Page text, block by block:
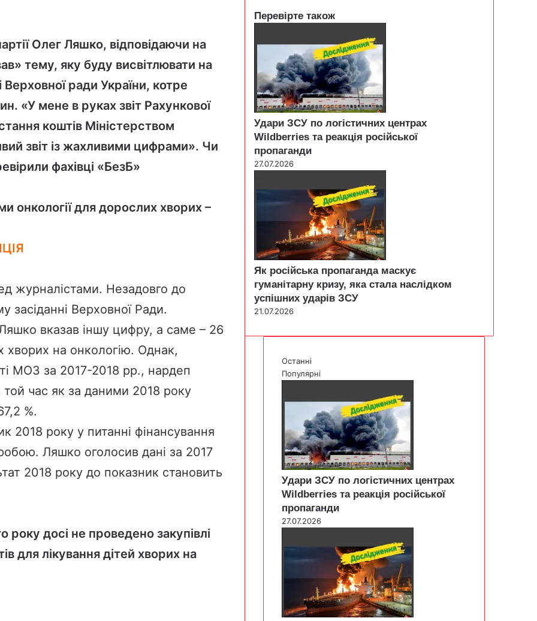
Олег Ляшко, відповідаючи на
» тему, яку буду висвітлювати на
ради України, котре
«У мене в руках звіт Рахункової
коштів Міністерством
звіт із жахливими цифрами». Чи
фахівці «БезБ»
онкології для дорослих хворих –
журналістами. Незадовго до
засіданні Верховної Ради.
вказав іншу цифру, а саме – 26
хворих на онкологію. Однак,
МОЗ за 2017-2018 рр., нардеп
час як за даними 2018 року
%.
2018 року у питанні фінансування
Ляшко оголосив дані за 2017
2018 року до показник становить
року досі не проведено закупівлі
для лікування дітей хворих на
Перевірте також
Удари ЗСУ по логістичних центрах
Wildberries та реакція російської
пропаганди
27.07.2026
Як російська пропаганда маскує
гуманітарну кризу, яка стала наслідком
успішних ударів ЗСУ
21.07.2026
Останні
Популярні
Удари ЗСУ по логістичних центрах
Wildberries та реакція російської
пропаганди
27.07.2026